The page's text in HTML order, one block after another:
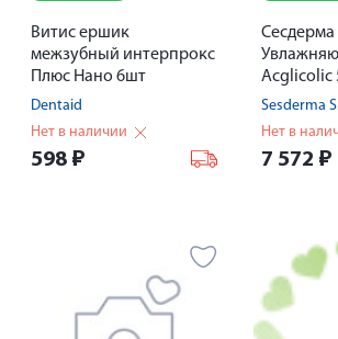
Витис ершик
межзубный интерпрокс
Плюс Нано 6шт
Dentaid
Нет в наличии
598 ₽
Сесдерма
Acglicolic
Sesderma
Нет в
7 572 ₽